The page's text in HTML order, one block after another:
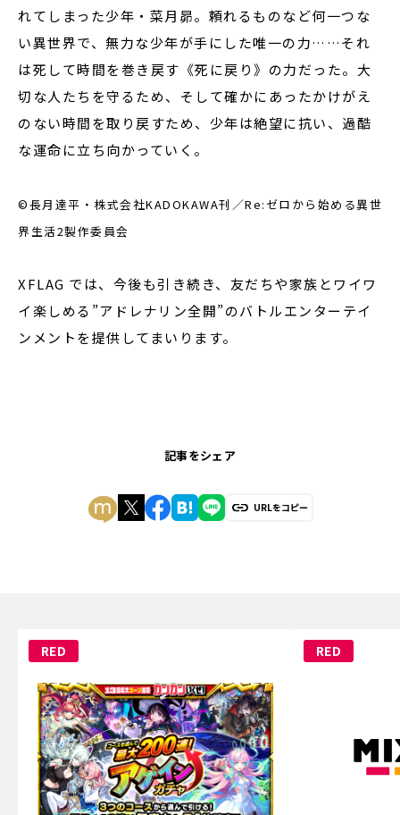
れてしまった少年・菜月昴。頼れるものなど何一つな
い異世界で、無力な少年が手にした唯一の力……それ
は死して時間を巻き戻す《死に戻り》の力だった。大
切な人たちを守るため、そして確かにあったかけがえ
のない時間を取り戻すため、少年は絶望に抗い、過酷
な運命に立ち向かっていく。
©長月達平・株式会社KADOKAWA刊／Re:ゼロから始める異世
界生活2製作委員会
XFLAG では、今後も引き続き、友だちや家族とワイワ
イ楽しめる”アドレナリン全開”のバトルエンターテイ
ンメントを提供してまいります。
記事をシェア
URLをコピー
RED RED